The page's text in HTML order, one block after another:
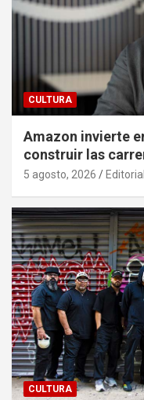
CULTURA
Amazon invierte
construir las
5 agosto, 2026 Editorial
CULTURA